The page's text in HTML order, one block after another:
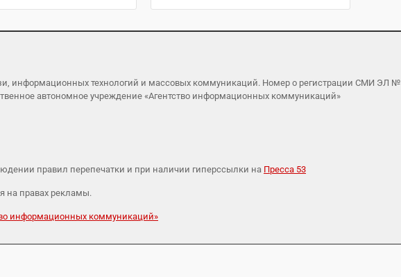
информационных технологий и массовых коммуникаций. Номер о регистрации СМИ ЭЛ №
автономное учреждение «Агентство информационных коммуникаций»
правил перепечатки и при наличии гиперссылки на Пресса 53
на правах рекламы.
информационных коммуникаций»